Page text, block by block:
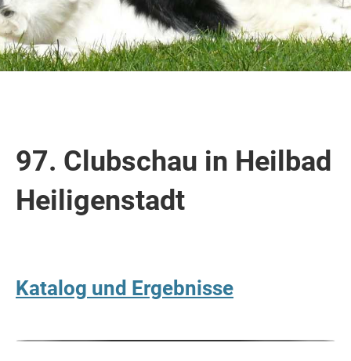
97. Clubschau in Heilbad
Heiligenstadt
Katalog und Ergebnisse